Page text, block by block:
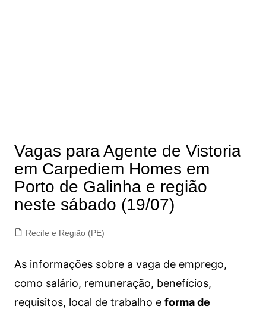
Vagas para Agente de Vistoria
em Carpediem Homes em
Porto de Galinha e região
neste sábado (19/07)
Recife e Região (PE)
As informações sobre a vaga de emprego,
como salário, remuneração, benefícios,
requisitos, local de trabalho e forma de